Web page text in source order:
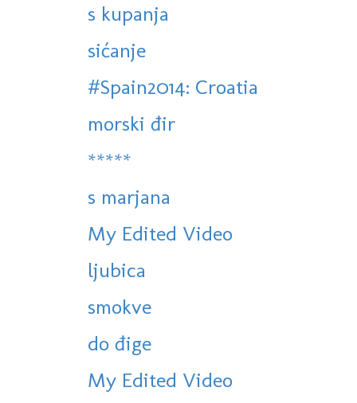
s kupanja
sićanje
#Spain2014: Croatia
morski đir
*****
s marjana
My Edited Video
ljubica
smokve
do đige
My Edited Video